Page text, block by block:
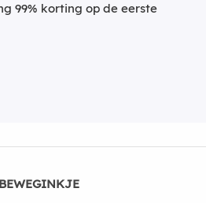
99% korting op de eerste